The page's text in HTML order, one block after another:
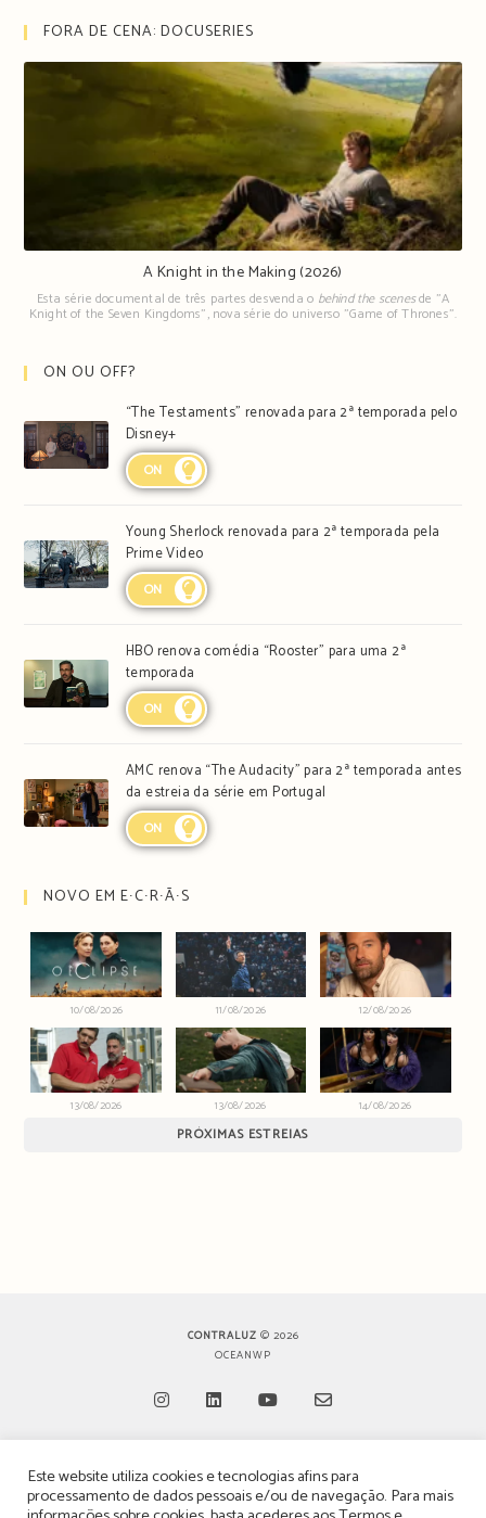
FORA DE CENA: DOCUSERIES
A Knight in the Making (2026)
Esta série documental de três partes desvenda o behind the scenesde "A
Knight of the Seven Kingdoms", nova série do universo "Game of Thrones".
ON OU OFF?
“The Testaments” renovada para 2ª temporada pelo
Disney+
ON
Young Sherlock renovada para 2ª temporada pela
Prime Video
ON
HBO renova comédia “Rooster” para uma 2ª
temporada
ON
AMC renova “The Audacity” para 2ª temporada antes
da estreia da série em Portugal
ON
NOVO EM E∙C∙R∙Ã∙S
10/08/2026 11/08/2026 12/08/2026
13/08/2026 13/08/2026 14/08/2026
PRÓXIMAS ESTREIAS
CONTRALUZ © 2026
OCEANWP
in
in
in
in
TERMOS, CONDIÇÕES & POLÍTICA DE PRIVACIDADE
Este website utiliza cookies e tecnologias afins para
processamento de dados pessoais e/ou de navegação. Para mais